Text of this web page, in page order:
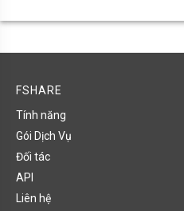
FSHARE
Tính năng
Gói Dịch Vụ
Đối tác
API
Liên hệ